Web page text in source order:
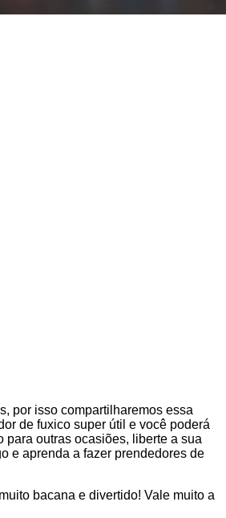
por isso compartilharemos essa
de fuxico super útil e você poderá
para outras ocasiões, liberte a sua
e aprenda a fazer prendedores de
bacana e divertido! Vale muito a